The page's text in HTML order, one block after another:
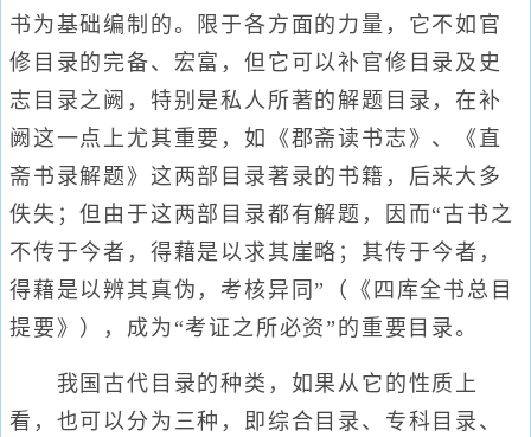
书为基础编制的。限于各方面的力量，它不如官
修目录的完备、宏富，但它可以补官修目录及史
志目录之阙，特别是私人所著的解题目录，在补
阙这一点上尤其重要，如《郡斋读书志》、《直
斋书录解题》这两部目录著录的书籍，后来大多
佚失；但由于这两部目录都有解题，因而“古书之
不传于今者，得藉是以求其崖略；其传于今者，
得藉是以辨其真伪，考核异同”（《四库全书总目
提要》），成为“考证之所必资”的重要目录。
我国古代目录的种类，如果从它的性质上
看，也可以分为三种，即综合目录、专科目录、